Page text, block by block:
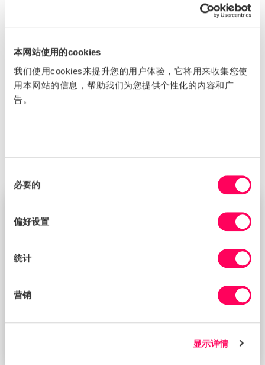
本网站使用的cookies
我们使用cookies来提升您的用户体验，它将用来收集您使
用本网站的信息，帮助我们为您提供个性化的内容和广
告。
必要的
偏好设置
统计
营销
显示详情
，这是一个由来自各
行各业和世界各地的组织组成的网络。 我们的协作社区支
人。
立即联系我们，了解有关我们解决方案
的更多信息，或在您
的业务关注的特定领域获得支持。
BLOG